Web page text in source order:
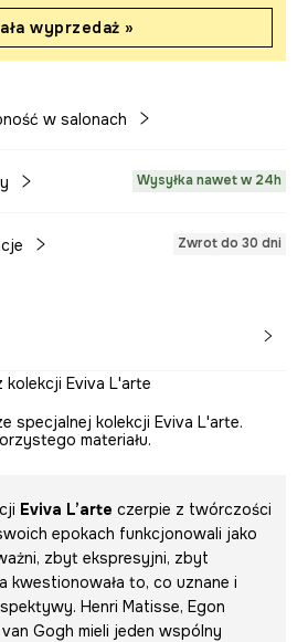
wyprzedaż »
w salonach
Wysyłka nawet w 24h
Zwrot do 30 dni
kolekcji Eviva L'arte
specjalnej kolekcji Eviva L'arte.
materiału.
Eviva L’arte czerpie z twórczości
epokach funkcjonowali jako
zbyt ekspresyjni, zbyt
kwestionowała to, co uznane i
Henri Matisse, Egon
Gogh mieli jeden wspólny